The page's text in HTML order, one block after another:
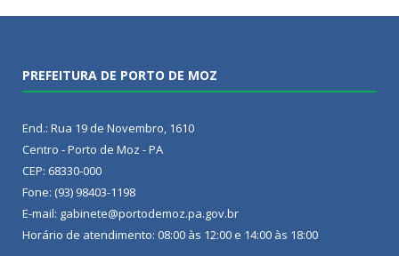
PREFEITURA DE PORTO DE MOZ
End.: Rua 19 de Novembro, 1610
Centro - Porto de Moz - PA
CEP: 68330-000
Fone: (93) 98403-1198
E-mail: gabinete@portodemoz.pa.gov.br
Horário de atendimento: 08:00 às 12:00 e 14:00 às 18:00